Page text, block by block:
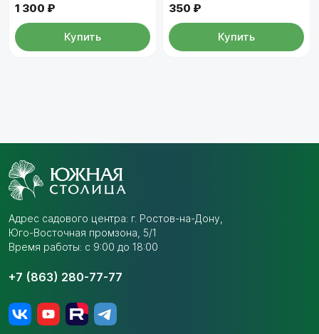
1 300 ₽
Купить
350 ₽
Купить
Адрес садового центра: г. Ростов-на-Дону,
Юго-Восточная промзона, 5/1
Время работы: с 9:00 до 18:00
+7 (863) 280-77-77